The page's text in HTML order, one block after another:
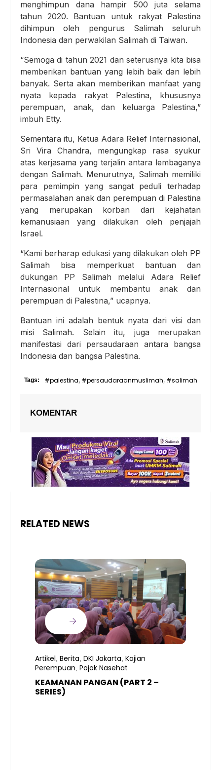
menghimpun dana hampir 500 juta selama
tahun 2020. Bantuan untuk rakyat Palestina
dihimpun oleh pengurus Salimah seluruh
Indonesia dan perwakilan Salimah di Taiwan.
“Semoga di tahun 2021 dan seterusnya kita bisa
memberikan bantuan yang lebih baik dan lebih
banyak. Serta akan memberikan manfaat yang
nyata kepada rakyat Palestina, khususnya
perempuan, anak, dan keluarga Palestina,”
imbuh Etty.
Sementara itu, Ketua Adara Relief Internasional,
Sri Vira Chandra, mengungkap rasa syukur
atas kerjasama yang terjalin antara lembaganya
dengan Salimah. Menurutnya, Salimah memiliki
para pemimpin yang sangat peduli terhadap
permasalahan anak dan perempuan di Palestina
yang merupakan korban dari kejahatan
kemanusiaan yang dilakukan oleh penjajah
Israel.
“Kami berharap edukasi yang dilakukan oleh PP
Salimah bisa memperkuat bantuan dan
dukungan PP Salimah melalui Adara Relief
Internasional untuk membantu anak dan
perempuan di Palestina,” ucapnya.
Bantuan ini adalah bentuk nyata dari visi dan
misi Salimah. Selain itu, juga merupakan
manifestasi dari persaudaraan antara bangsa
Indonesia dan bangsa Palestina.
Tags: #palestina, #persaudaraanmuslimah, #salimah
KOMENTAR
RELATED NEWS
Artikel, Berita, DKI Jakarta, Kajian
Perempuan, Pojok Nasehat
KEAMANAN PANGAN (PART 2 –
SERIES)